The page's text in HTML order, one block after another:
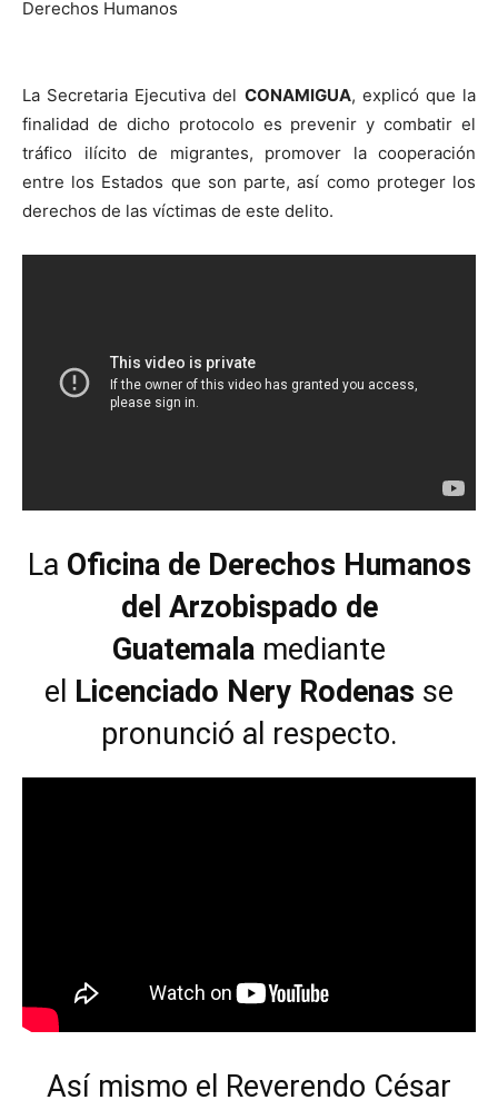
Derechos Humanos
La Secretaria Ejecutiva del CONAMIGUA, explicó que la
finalidad de dicho protocolo es prevenir y combatir el
tráfico ilícito de migrantes, promover la cooperación
entre los Estados que son parte, así como proteger los
derechos de las víctimas de este delito.
La Oficina de Derechos Humanos
del Arzobispado de
Guatemala mediante
el Licenciado Nery Rodenas se
pronunció al respecto.
Así mismo el Reverendo César